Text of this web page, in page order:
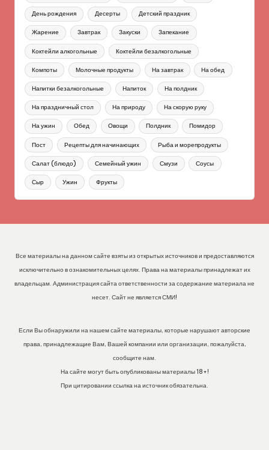
День рождения Десерты Детский праздник
Жарение Завтрак Закуски Запекание
Коктейли алкогольные Коктейли безалкогольные
Компоты Молочные продукты На завтрак На обед
Напитки безалкогольные Напиток На полдник
На праздничный стол На природу На скорую руку
На ужин Обед Овощи Полдник Помидор
Пост Рецепты для начинающих Рыба и морепродукты
Салат (блюдо) Семейный ужин Смузи Соусы
Сыр Ужин Фрукты
Все материалы на данном сайте взяты из открытых источников и предоставляются
исключительно в ознакомительных целях. Права на материалы принадлежат их
владельцам. Администрация сайта ответственности за содержание материала не
несет. Сайт не является СМИ!
Если Вы обнаружили на нашем сайте материалы, которые нарушают авторские
права, принадлежащие Вам, Вашей компании или организации, пожалуйста,
сообщите нам.
На сайте могут быть опубликованы материалы 18+!
При цитировании ссылка на источник обязательна.